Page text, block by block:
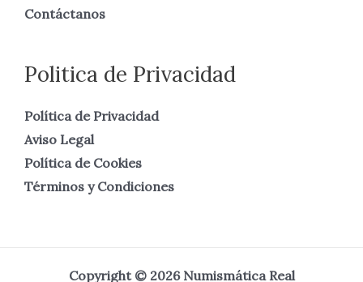
Contáctanos
Politica de Privacidad
Política de Privacidad
Aviso Legal
Política de Cookies
Términos y Condiciones
Copyright © 2026 Numismática Real